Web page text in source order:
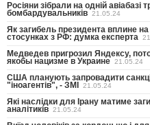
Росіяни зібрали на одній авіабазі
бомбардувальників 21.05.24
Як загибель президента вплине
стосунках з РФ: думка експерта
Медведев пригрозил Яндексу,
якобы нацизме в Украине 21.05.24
США планують запровадити санкції
"іноагентів", - ЗМІ 21.05.24
Які наслідки для Ірану матиме
аналітиків 21.05.24